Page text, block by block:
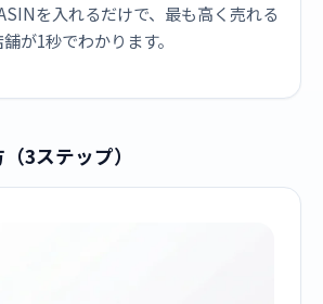
を入れるだけで、最も高く売れる
舗が1秒でわかります。
3ステップ）